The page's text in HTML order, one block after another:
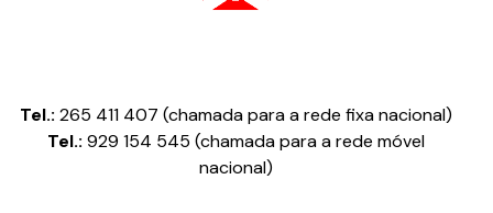
Tel.: 265 411 407 (chamada para a rede fixa nacional)
Tel.: 929 154 545 (chamada para a rede móvel
nacional)